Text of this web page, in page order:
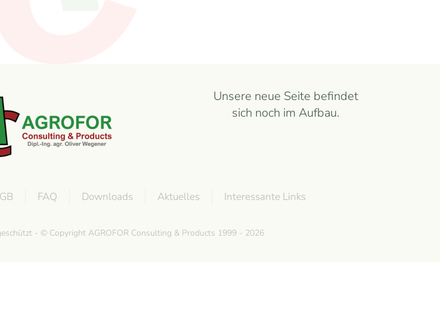
Unsere neue Seite befindet
sich noch im Aufbau.
FAQ Downloads Aktuelles Interessante Links
- © Copyright AGROFOR Consulting & Products 1999 - 2026